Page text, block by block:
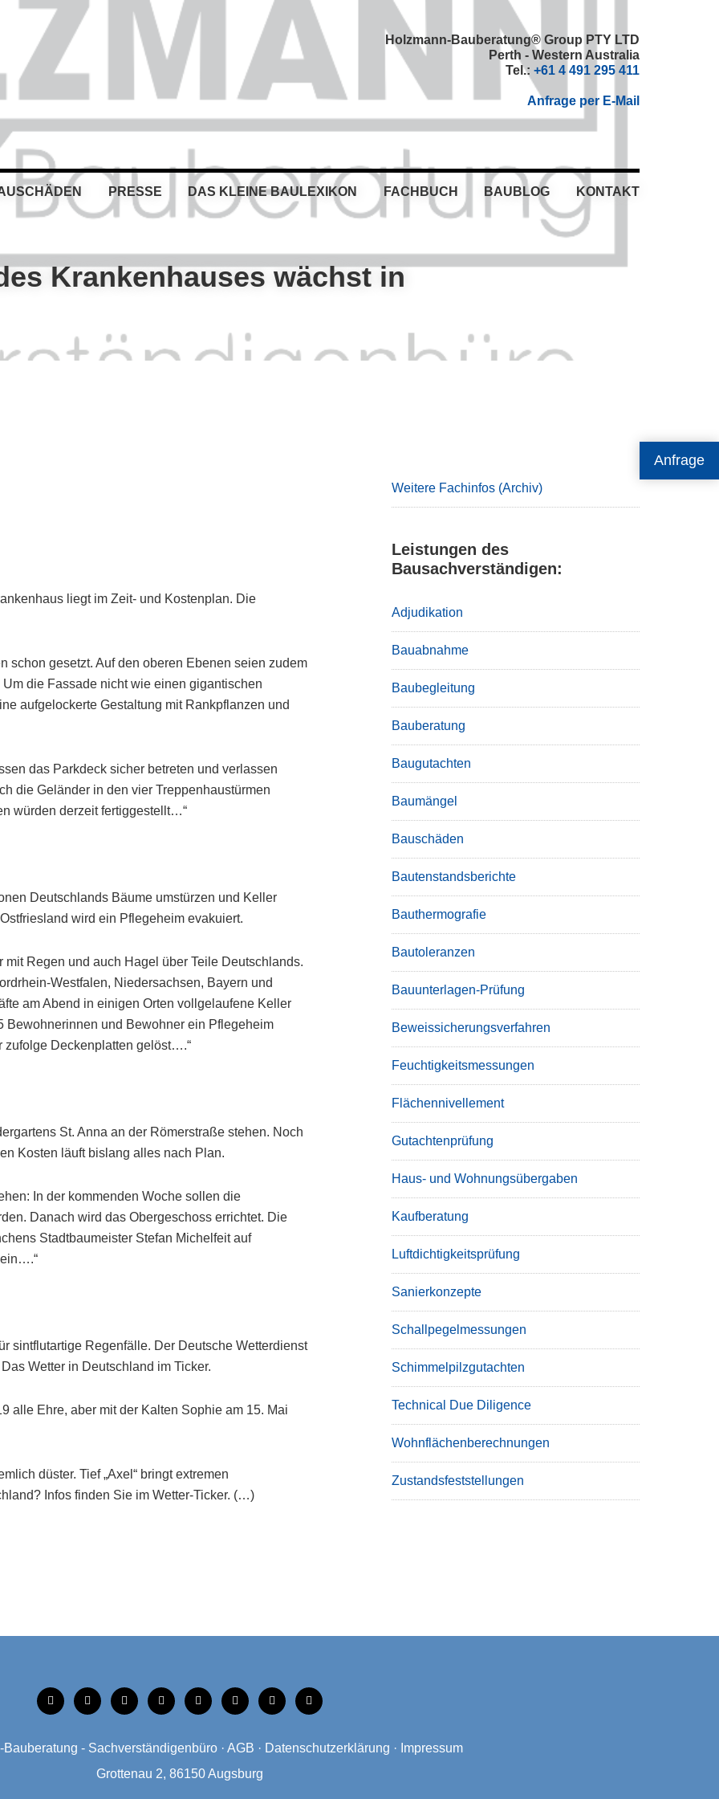
Anfrage
Holzmann-Bauberatung® Group PTY LTD
Perth - Western Australia
Tel.: +61 4 491 295 411
Anfrage per E-Mail
PRESSE DAS KLEINE BAULEXIKON FACHBUCH BAUBLOG KONTAKT
Krankenhauses wächst in
liegt im Zeit- und Kostenplan. Die
schon gesetzt. Auf den oberen Ebenen seien zudem
die Fassade nicht wie einen gigantischen
aufgelockerte Gestaltung mit Rankpflanzen und
das Parkdeck sicher betreten und verlassen
die Geländer in den vier Treppenhaustürmen
würden derzeit fertiggestellt…“
Deutschlands Bäume umstürzen und Keller
wird ein Pflegeheim evakuiert.
Regen und auch Hagel über Teile Deutschlands.
Westfalen, Niedersachsen, Bayern und
am Abend in einigen Orten vollgelaufene Keller
Bewohnerinnen und Bewohner ein Pflegeheim
zufolge Deckenplatten gelöst….“
St. Anna an der Römerstraße stehen. Noch
Kosten läuft bislang alles nach Plan.
In der kommenden Woche sollen die
Danach wird das Obergeschoss errichtet. Die
Stadtbaumeister Stefan Michelfeit auf
sintflutartige Regenfälle. Der Deutsche Wetterdienst
Wetter in Deutschland im Ticker.
alle Ehre, aber mit der Kalten Sophie am 15. Mai
düster. Tief „Axel“ bringt extremen
Infos finden Sie im Wetter-Ticker. (…)
Weitere Fachinfos (Archiv)
Leistungen des
Bausachverständigen:
Adjudikation
Bauabnahme
Baubegleitung
Bauberatung
Baugutachten
Baumängel
Bauschäden
Bautenstandsberichte
Bauthermografie
Bautoleranzen
Bauunterlagen-Prüfung
Beweissicherungsverfahren
Feuchtigkeitsmessungen
Flächennivellement
Gutachtenprüfung
Haus- und Wohnungsübergaben
Kaufberatung
Luftdichtigkeitsprüfung
Sanierkonzepte
Schallpegelmessungen
Schimmelpilzgutachten
Technical Due Diligence
Wohnflächenberechnungen
Zustandsfeststellungen
tiktok instagramfacebooklinkedinxing linkedinmobilemail
Bauberatung - Sachverständigenbüro · AGB · Datenschutzerklärung · Impressum
Grottenau 2, 86150 Augsburg